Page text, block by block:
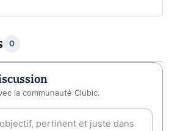
0
la communauté Clubic.